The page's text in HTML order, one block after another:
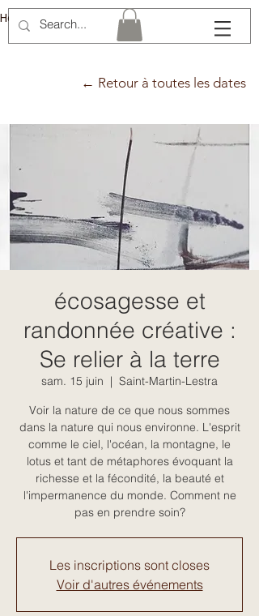
Hélène Lémery
← Retour à toutes les dates
écosagesse et
randonnée créative :
Se relier à la terre
sam. 15 juin
  |
Saint-Martin-Lestra
Voir la nature de ce que nous sommes
dans la nature qui nous environne. L'esprit
comme le ciel, l'océan, la montagne, le
lotus et tant de métaphores évoquant la
richesse et la fécondité, la beauté et
l'impermanence du monde. Comment ne
pas en prendre soin?
Les inscriptions sont closes
Voir d'autres événements